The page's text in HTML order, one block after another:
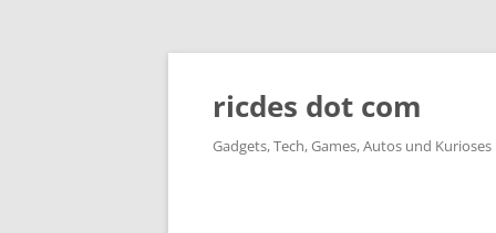
ricdes dot com
Gadgets, Tech, Games, Autos und Kurioses